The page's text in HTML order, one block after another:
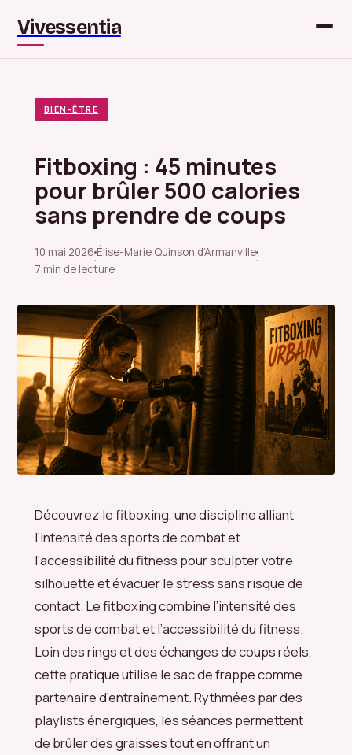
Vivessentia
BIEN-ÊTRE
Fitboxing : 45 minutes
pour brûler 500 calories
sans prendre de coups
10 mai 2026
·
Élise-Marie Quinson d’Armanville
·
7 min de lecture
Découvrez le fitboxing, une discipline alliant
l’intensité des sports de combat et
l’accessibilité du fitness pour sculpter votre
silhouette et évacuer le stress sans risque de
contact. Le fitboxing combine l’intensité des
sports de combat et l’accessibilité du fitness.
Loin des rings et des échanges de coups réels,
cette pratique utilise le sac de frappe comme
partenaire d’entraînement. Rythmées par des
playlists énergiques, les séances permettent
de brûler des graisses tout en offrant un